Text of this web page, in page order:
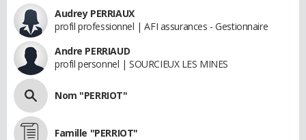
Audrey PERRIAUX
profil professionnel | AFI assurances - Gestionnaire
Andre PERRIAUD
profil personnel | SOURCIEUX LES MINES
Nom "PERRIOT"
Famille "PERRIOT"